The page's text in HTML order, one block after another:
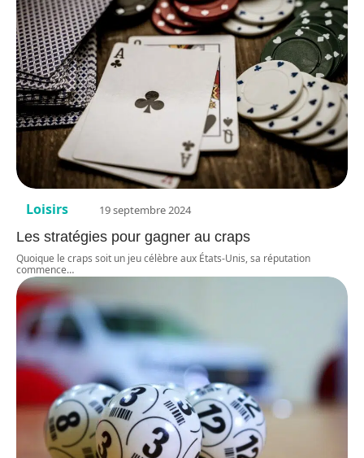
Loisirs 19 septembre 2024
Les stratégies pour gagner au craps
Quoique le craps soit un jeu célèbre aux États-Unis, sa réputation
commence…